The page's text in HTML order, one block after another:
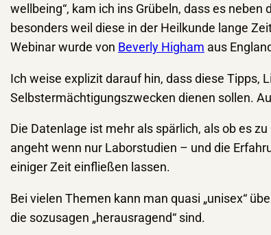
wellbeing“, kam ich ins Grübeln, dass es
besonders weil diese in der Heilkunde lange
Webinar wurde von Beverly Higham aus
Ich weise explizit darauf hin, dass diese Tipps,
Selbstermächtigungszwecken dienen sollen.
Die Datenlage ist mehr als spärlich, als ob es
angeht wenn nur Laborstudien – und die
einiger Zeit einfließen lassen.
Bei vielen Themen kann man quasi „unisex“
die sozusagen „herausragend“ sind.